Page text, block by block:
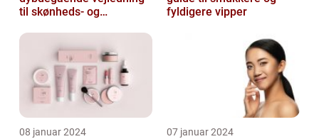
til skønheds- og
fyldigere vipper
08 januar 2024 07 januar 2024